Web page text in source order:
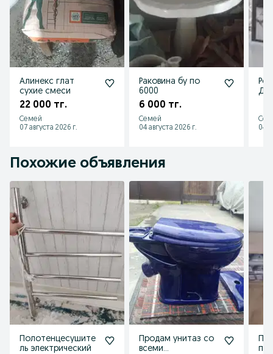
Алинекс глат
сухие смеси
22 000 тг.
Семей
07 августа 2026 г.
Раковина бу по
6000
6 000 тг.
Семей
04 августа 2026 г.
Ремонт
04
Похожие объявления
Полотенцесушите
ль электрический
Продам унитаз со
всеми